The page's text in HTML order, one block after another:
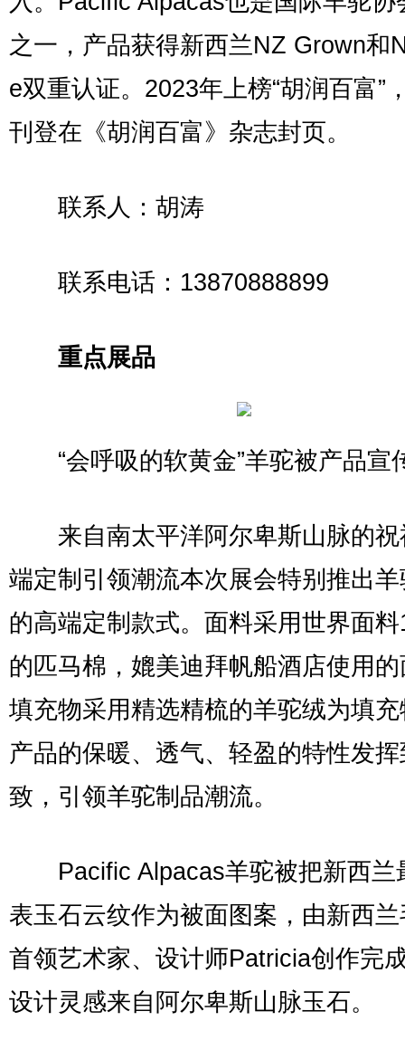
之一，产品获得新西兰NZ Grown和
e双重认证。2023年上榜“胡润百富”
刊登在《胡润百富》杂志封页。
联系人：胡涛
联系电话：13870888899
重点展品
“会呼吸的软黄金”羊驼被产品宣
来自南太平洋阿尔卑斯山脉的祝
端定制引领潮流本次展会特别推出
的高端定制款式。面料采用世界面
的匹马棉，媲美迪拜帆船酒店使用
填充物采用精选精梳的羊驼绒为填
产品的保暖、透气、轻盈的特性发
致，引领羊驼制品潮流。
Pacific Alpacas羊驼被把新西兰
表玉石云纹作为被面图案，由新西
首领艺术家、设计师Patricia创作完
设计灵感来自阿尔卑斯山脉玉石。